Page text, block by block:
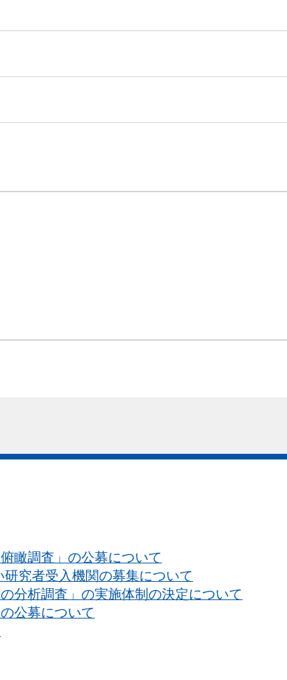
瞰調査」の公募について
究者受入機関の募集について
分析調査」の実施体制の決定について
公募について